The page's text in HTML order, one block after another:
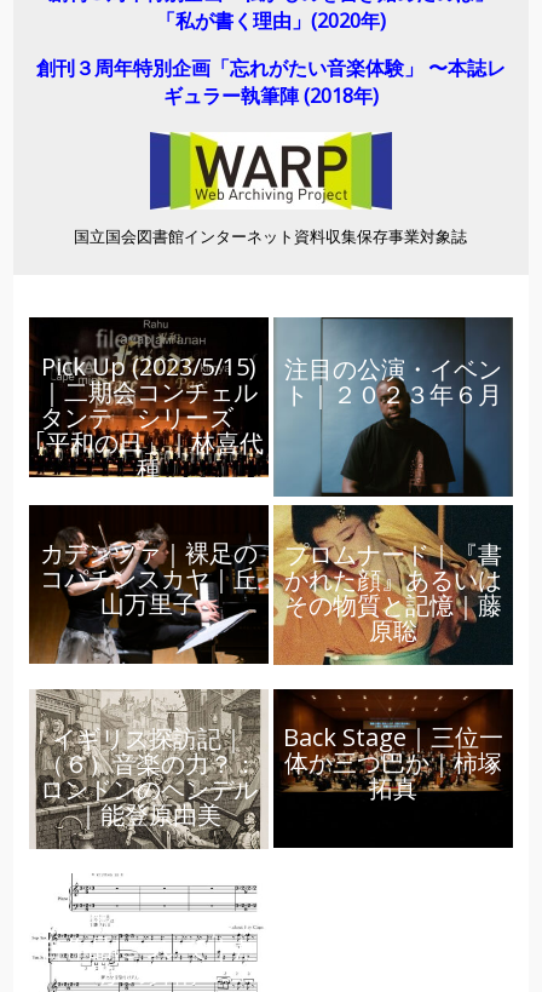
「私が書く理由」(2020年)
創刊３周年特別企画「忘れがたい音楽体験」 〜本誌レ
ギュラー執筆陣 (2018年)
国立国会図書館インターネット資料収集保存事業対象誌
Pick Up (2023/5/15)
｜二期会コンチェル
タンテ シリーズ
｢平和の日」｜林喜代
種
注目の公演・イベン
ト｜２０２３年６月
カデンツァ｜裸足の
コパチンスカヤ｜丘
山万里子
プロムナード｜『書
かれた顔』あるいは
その物質と記憶｜藤
原聡
イギリス探訪記｜
（６）音楽の力？：
ロンドンのヘンデル
｜能登原由美
Back Stage｜三位一
体か三つ巴か｜柿塚
拓真
五線紙のパンセ｜2）
自作品について｜た
かの舞俐